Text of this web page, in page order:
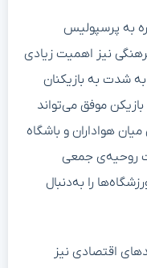
به پرسپولیس
نیز اهمیت زیادی
به شدت به بازیکنان
موفق می‌تواند
هواداران و باشگاه
روحیه‌ی جمعی
را به‌دنبال
اقتصادی نیز